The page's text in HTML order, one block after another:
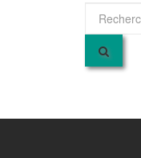
pour